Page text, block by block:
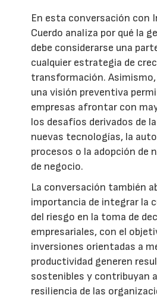
En esta conversación con
Cuerdo analiza por qué la
debe considerarse una
cualquier estrategia de
transformación.
una visión preventiva
empresas afrontar con
los desafíos derivados de
nuevas tecnologías, la
procesos o la adopción de
de negocio.
La conversación también
importancia de integrar la
del riesgo en la toma de
empresariales, con el
inversiones orientadas a
productividad generen
sostenibles y contribuyan
resiliencia de las